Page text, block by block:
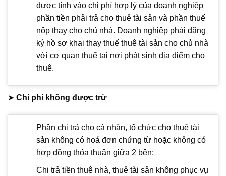
được tính vào chi phí hợp lý của doanh nghiệp
phần tiền phải trả cho thuê tài sản và phần thuế
nộp thay cho chủ nhà. Doanh nghiệp phải đăng
ký hồ sơ khai thay thuế thuê tài sản cho chủ nhà
với cơ quan thuế tại nơi phát sinh địa điểm cho
thuê.
➤ Chi phí không được trừ
Phần chi trả cho cá nhân, tổ chức cho thuê tài
sản không có hoá đơn chứng từ hoặc không có
hợp đồng thỏa thuận giữa 2 bên;
Chi trả tiền thuê nhà, thuê tài sản không phục vụ